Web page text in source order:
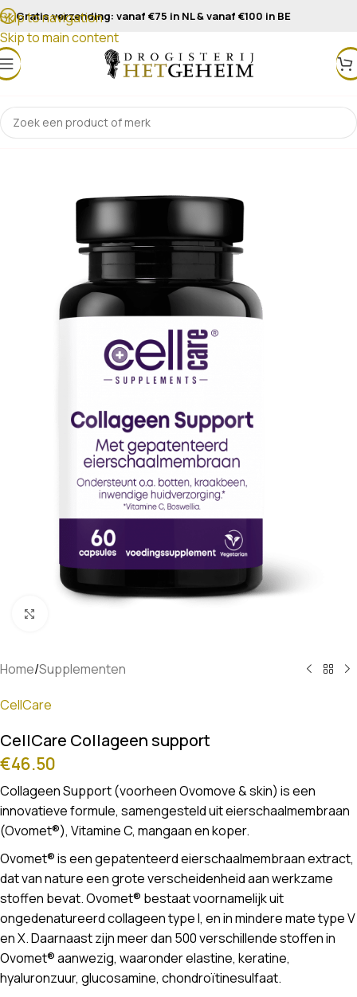
Skip to navigation
Skip to main content
Gratis verzending: vanaf €75 in NL & vanaf €100 in BE
Home/Supplementen
CellCare
CellCare Collageen support
€46.50
Collageen Support (voorheen Ovomove & skin) is een
innovatieve formule, samengesteld uit eierschaalmembraan
(Ovomet®), Vitamine C, mangaan en koper.
Ovomet® is een gepatenteerd eierschaalmembraan extract,
dat van nature een grote verscheidenheid aan werkzame
stoffen bevat. Ovomet® bestaat voornamelijk uit
ongedenatureerd collageen type I, en in mindere mate type V
en X. Daarnaast zijn meer dan 500 verschillende stoffen in
Ovomet® aanwezig, waaronder elastine, keratine,
hyaluronzuur, glucosamine, chondroïtinesulfaat.